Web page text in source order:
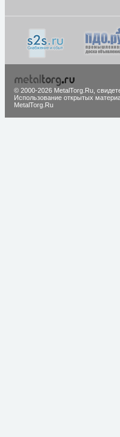
© 2000-2026 MetalTorg.Ru,
Использование открытых
MetalTorg.Ru